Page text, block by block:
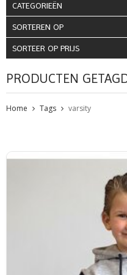
CATEGORIEËN
SORTEREN OP
SORTEER OP PRIJS
PRODUCTEN
Home Tags varsity